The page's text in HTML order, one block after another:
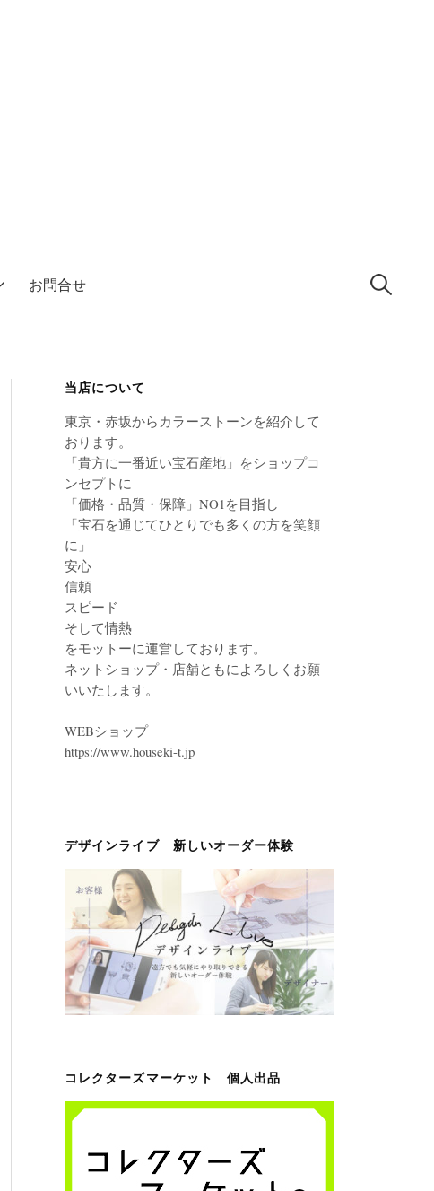
お問合せ
検
索:
当店について
東京・赤坂からカラーストーンを紹介して
おります。
「貴方に一番近い宝石産地」をショップコ
ンセプトに
「価格・品質・保障」NO1を目指し
「宝石を通じてひとりでも多くの方を笑顔
に」
安心
信頼
スピード
そして情熱
をモットーに運営しております。
ネットショップ・店舗ともによろしくお願
いいたします。
WEBショップ
https://www.houseki-t.jp
デザインライブ 新しいオーダー体験
コレクターズマーケット 個人出品